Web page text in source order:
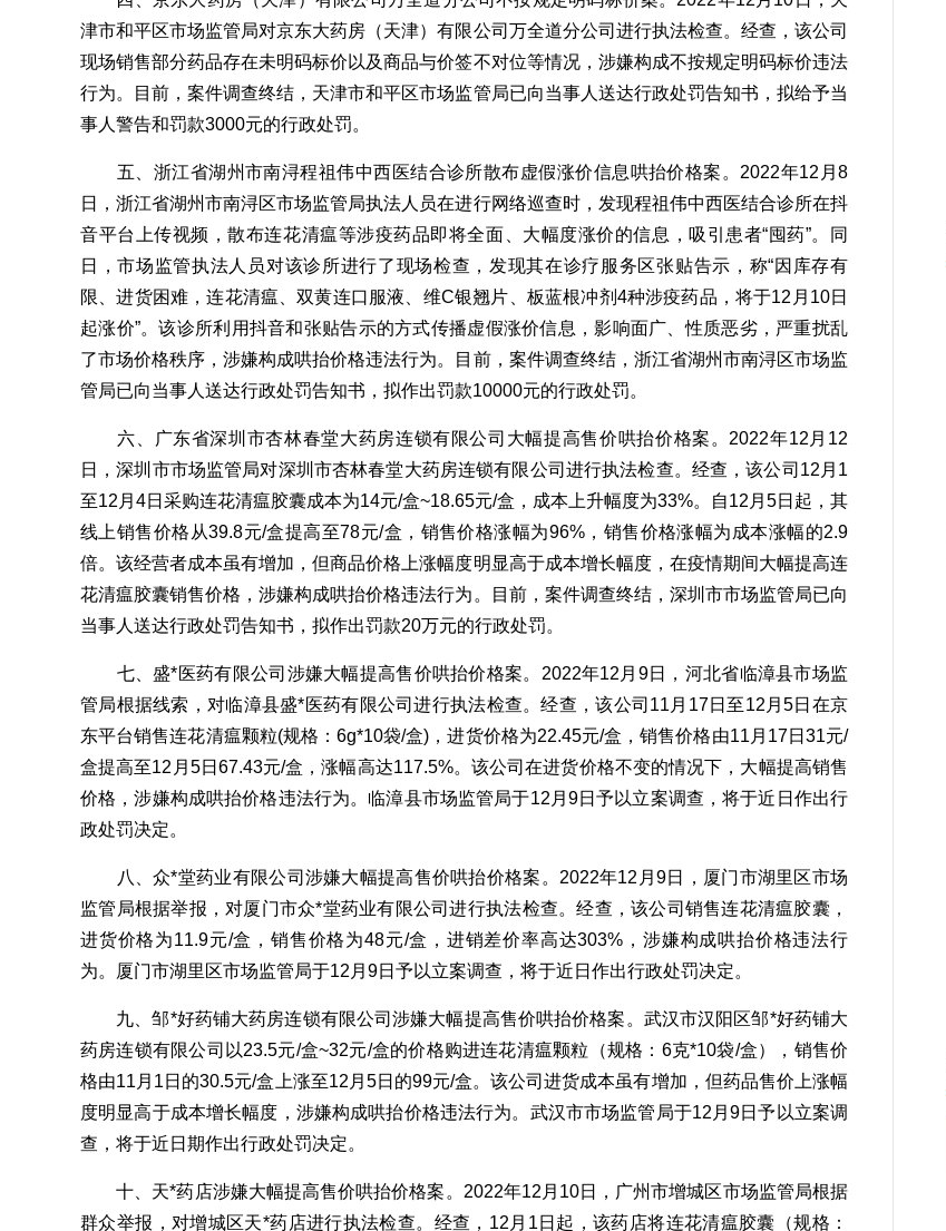
津市和平区市场监管局对京东大药房（天津）有限公司万全道分公司进行执法检查。经查，该公司
现场销售部分药品存在未明码标价以及商品与价签不对位等情况，涉嫌构成不按规定明码标价违法
行为。目前，案件调查终结，天津市和平区市场监管局已向当事人送达行政处罚告知书，拟给予当
事人警告和罚款3000元的行政处罚。
五、浙江省湖州市南浔程祖伟中西医结合诊所散布虚假涨价信息哄抬价格案。2022年12月8
日，浙江省湖州市南浔区市场监管局执法人员在进行网络巡查时，发现程祖伟中西医结合诊所在抖
音平台上传视频，散布连花清瘟等涉疫药品即将全面、大幅度涨价的信息，吸引患者“囤药”。同
日，市场监管执法人员对该诊所进行了现场检查，发现其在诊疗服务区张贴告示，称“因库存有
限、进货困难，连花清瘟、双黄连口服液、维C银翘片、板蓝根冲剂4种涉疫药品，将于12月10日
起涨价”。该诊所利用抖音和张贴告示的方式传播虚假涨价信息，影响面广、性质恶劣，严重扰乱
了市场价格秩序，涉嫌构成哄抬价格违法行为。目前，案件调查终结，浙江省湖州市南浔区市场监
管局已向当事人送达行政处罚告知书，拟作出罚款10000元的行政处罚。
六、广东省深圳市杏林春堂大药房连锁有限公司大幅提高售价哄抬价格案。2022年12月12
日，深圳市市场监管局对深圳市杏林春堂大药房连锁有限公司进行执法检查。经查，该公司12月1
至12月4日采购连花清瘟胶囊成本为14元/盒~18.65元/盒，成本上升幅度为33%。自12月5日起，其
线上销售价格从39.8元/盒提高至78元/盒，销售价格涨幅为96%，销售价格涨幅为成本涨幅的2.9
倍。该经营者成本虽有增加，但商品价格上涨幅度明显高于成本增长幅度，在疫情期间大幅提高连
花清瘟胶囊销售价格，涉嫌构成哄抬价格违法行为。目前，案件调查终结，深圳市市场监管局已向
当事人送达行政处罚告知书，拟作出罚款20万元的行政处罚。
七、盛*医药有限公司涉嫌大幅提高售价哄抬价格案。2022年12月9日，河北省临漳县市场监
管局根据线索，对临漳县盛*医药有限公司进行执法检查。经查，该公司11月17日至12月5日在京
东平台销售连花清瘟颗粒(规格：6g*10袋/盒)，进货价格为22.45元/盒，销售价格由11月17日31元/
盒提高至12月5日67.43元/盒，涨幅高达117.5%。该公司在进货价格不变的情况下，大幅提高销售
价格，涉嫌构成哄抬价格违法行为。临漳县市场监管局于12月9日予以立案调查，将于近日作出行
政处罚决定。
八、众*堂药业有限公司涉嫌大幅提高售价哄抬价格案。2022年12月9日，厦门市湖里区市场
监管局根据举报，对厦门市众*堂药业有限公司进行执法检查。经查，该公司销售连花清瘟胶囊，
进货价格为11.9元/盒，销售价格为48元/盒，进销差价率高达303%，涉嫌构成哄抬价格违法行
为。厦门市湖里区市场监管局于12月9日予以立案调查，将于近日作出行政处罚决定。
九、邹*好药铺大药房连锁有限公司涉嫌大幅提高售价哄抬价格案。武汉市汉阳区邹*好药铺大
药房连锁有限公司以23.5元/盒~32元/盒的价格购进连花清瘟颗粒（规格：6克*10袋/盒），销售价
格由11月1日的30.5元/盒上涨至12月5日的99元/盒。该公司进货成本虽有增加，但药品售价上涨幅
度明显高于成本增长幅度，涉嫌构成哄抬价格违法行为。武汉市市场监管局于12月9日予以立案调
查，将于近日期作出行政处罚决定。
十、天*药店涉嫌大幅提高售价哄抬价格案。2022年12月10日，广州市增城区市场监管局根据
群众举报，对增城区天*药店进行执法检查。经查，12月1日起，该药店将连花清瘟胶囊（规格：